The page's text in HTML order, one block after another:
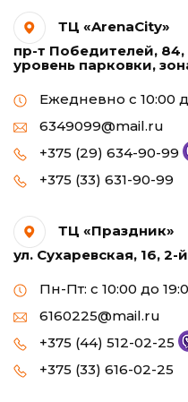
ТЦ «ArenaCity»
пр-т Победителей,
уровень парковки,
Ежедневно с 10:00
6349099@mail.ru
+375 (29) 634-90-99
+375 (33) 631-90-99
ТЦ «Праздник»
ул. Сухаревская, 16,
Пн-Пт: с 10:00 до
6160225@mail.ru
+375 (44) 512-02-25
+375 (33) 616-02-25